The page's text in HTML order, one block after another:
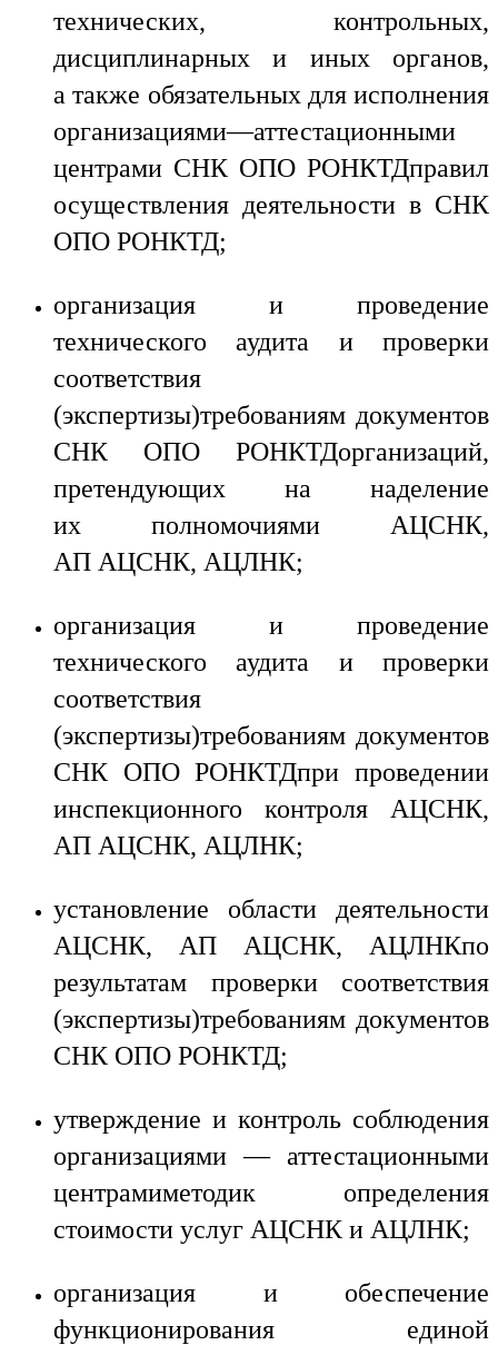
технических, контрольных,
дисциплинарных и иных органов,
а также обязательных для исполнения
организациями—аттестационными
центрами СНК ОПО РОНКТДправил
осуществления деятельности в СНК
ОПО РОНКТД;
организация и проведение
технического аудита и проверки
соответствия
(экспертизы)требованиям документов
СНК ОПО РОНКТДорганизаций,
претендующих на наделение
их полномочиями АЦСНК,
АП АЦСНК, АЦЛНК;
организация и проведение
технического аудита и проверки
соответствия
(экспертизы)требованиям документов
СНК ОПО РОНКТДпри проведении
инспекционного контроля АЦСНК,
АП АЦСНК, АЦЛНК;
установление области деятельности
АЦСНК, АП АЦСНК, АЦЛНКпо
результатам проверки соответствия
(экспертизы)требованиям документов
СНК ОПО РОНКТД;
утверждение и контроль соблюдения
организациями — аттестационными
центрамиметодик определения
стоимости услуг АЦСНК и АЦЛНК;
организация и обеспечение
функционирования единой